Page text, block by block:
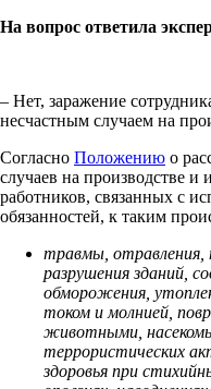
На вопрос ответила
– Нет, заражение
несчастным случаем на
Согласно Положению о
случаев на производстве
работников, связанных с
обязанностей, к таким
травмы, отравления,
разрушения зданий,
обморожения,
током и молнией,
животными,
террористических
здоровья при